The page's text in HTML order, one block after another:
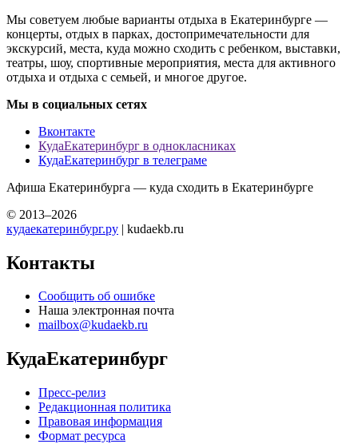
Мы советуем любые варианты отдыха в Екатеринбурге —
концерты, отдых в парках, достопримечательности для
экскурсий, места, куда можно сходить с ребенком, выставки,
театры, шоу, спортивные мероприятия, места для активного
отдыха и отдыха с семьей, и многое другое.
Мы в социальных сетях
Вконтакте
КудаЕкатеринбург в однокласниках
КудаЕкатеринбург в телеграме
Афиша Екатеринбурга — куда сходить в Екатеринбурге
© 2013–2026
кудаекатеринбург.ру | kudaekb.ru
Контакты
Сообщить об ошибке
Наша электронная почта
mailbox@kudaekb.ru
КудаЕкатеринбург
Пресс-релиз
Редакционная политика
Правовая информация
Формат ресурса